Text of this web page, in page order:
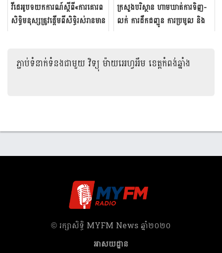
វីដេ​អូ​បទ​យក​ការណ៍​ស្តី​ពី​​«ការ​គោរព​
សិទ្ធិ​មនុស្ស​ត្រូវ​ផ្តើម​ពី​សិទ្ធិ​រស់​រាន​​មាន​
ក្រសួង​បរិស្ថាន ហាម​ឃាត់​ការ​ទិញ-
លក់ ការ​ដឹកជ​ញ្ជូន ការ​ប្រមូល និង​
ភ្ជាប់ទំនាក់ទំនងជាមួយវិទ្យុ ម៉ាយអេហ្វអឹម ខេត្តកំពង់ឆ្នាំង
​© រក្សា​សិទ្ធិ​ MYFM News ឆ្នាំ​២០២០
អាសយដ្ឋាន